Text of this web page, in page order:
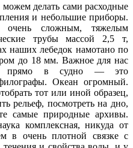
делать сами расходные
и небольшие приборы.
сложным, тяжелым
трубы массой 2,5 т,
наших лебедок намотано по
до 18 мм. Важное для нас
прямо в судно — это
Океан огромный.
тот или иной образец,
рельеф, посмотреть на дно,
самые природные архивы.
комплексная, никуда от
в очень плотной связке с